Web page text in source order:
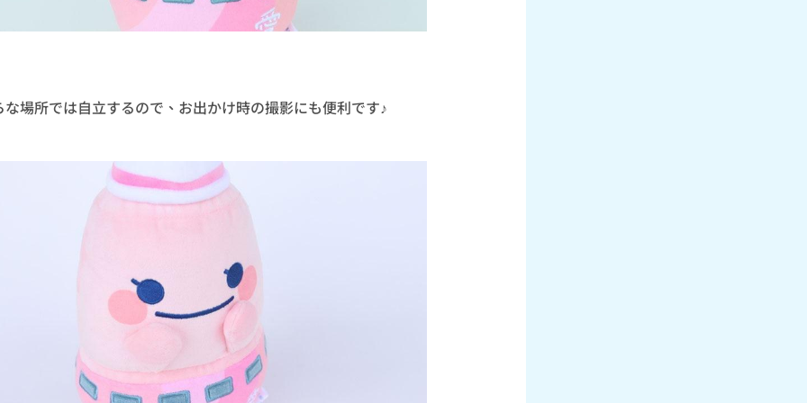
な場所では自立するので、お出かけ時の撮影にも便利です♪